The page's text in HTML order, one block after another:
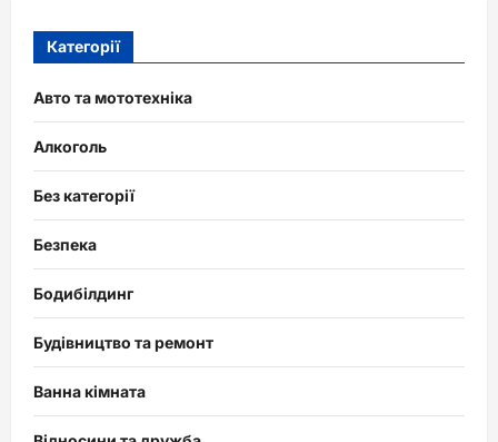
Категорії
Авто та мототехніка
Алкоголь
Без категорії
Безпека
Бодибілдинг
Будівництво та ремонт
Ванна кімната